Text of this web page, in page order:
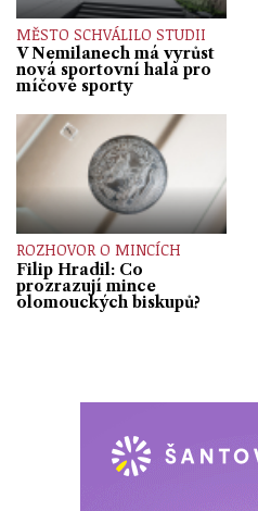
MĚSTO SCHVÁLILO STUDII
V Nemilanech má vyrůst
nová sportovní hala pro
míčové sporty
ROZHOVOR O MINCÍCH
Filip Hradil: Co
prozrazují mince
olomouckých biskupů?